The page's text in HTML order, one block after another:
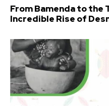
From Bamenda to the
Incredible Rise of